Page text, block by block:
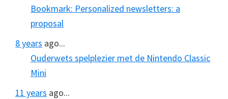
Bookmark: Personalized newsletters: a
proposal
8 years ago...
Ouderwets spelplezier met de Nintendo Classic
Mini
11 years ago...